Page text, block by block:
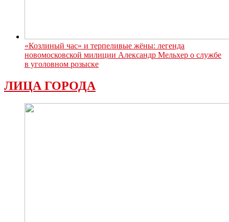
«Козлиный час» и терпеливые жёны: легенда
новомосковской милиции Александр Мельхер о службе
в уголовном розыске
ЛИЦА ГОРОДА